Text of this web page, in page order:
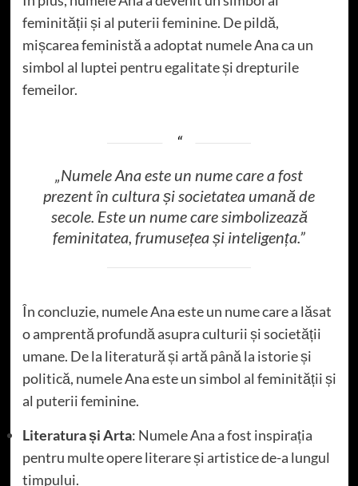
feminității și al puterii feminine. De pildă,
mișcarea feministă a adoptat numele Ana ca un
simbol al luptei pentru egalitate și drepturile
femeilor.
„Numele Ana este un nume care a fost
prezent în cultura și societatea umană de
secole. Este un nume care simbolizează
feminitatea, frumusețea și inteligența.”
În concluzie, numele Ana este un nume care a lăsat
o amprentă profundă asupra culturii și societății
umane. De la literatură și artă până la istorie și
politică, numele Ana este un simbol al feminității și
al puterii feminine.
Literatura și Arta: Numele Ana a fost inspirația
pentru multe opere literare și artistice de-a lungul
timpului.